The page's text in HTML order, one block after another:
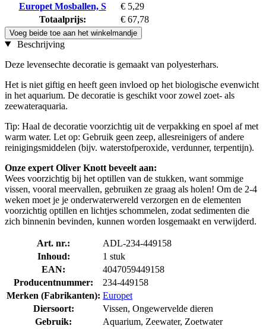
Europet Mosballen, S
€ 5,29
Totaalprijs:
€ 67,78
Voeg beide toe aan het winkelmandje
Beschrijving
Deze levensechte decoratie is gemaakt van polyesterhars.
Het is niet giftig en heeft geen invloed op het biologische evenwicht
in het aquarium. De decoratie is geschikt voor zowel zoet- als
zeewateraquaria.
Tip: Haal de decoratie voorzichtig uit de verpakking en spoel af met
warm water. Let op: Gebruik geen zeep, allesreinigers of andere
reinigingsmiddelen (bijv. waterstofperoxide, verdunner, terpentijn).
Onze expert Oliver Knott beveelt aan:
Wees voorzichtig bij het optillen van de stukken, want sommige
vissen, vooral meervallen, gebruiken ze graag als holen! Om de 2-4
weken moet je je onderwaterwereld verzorgen en de elementen
voorzichtig optillen en lichtjes schommelen, zodat sedimenten die
zich binnenin bevinden, kunnen worden losgemaakt en verwijderd.
Art. nr.:
ADL-234-449158
Inhoud:
1 stuk
EAN:
4047059449158
Producentnummer:
234-449158
Merken (Fabrikanten): Europet
Diersoort:
Vissen, Ongewervelde dieren
Gebruik:
Aquarium, Zeewater, Zoetwater